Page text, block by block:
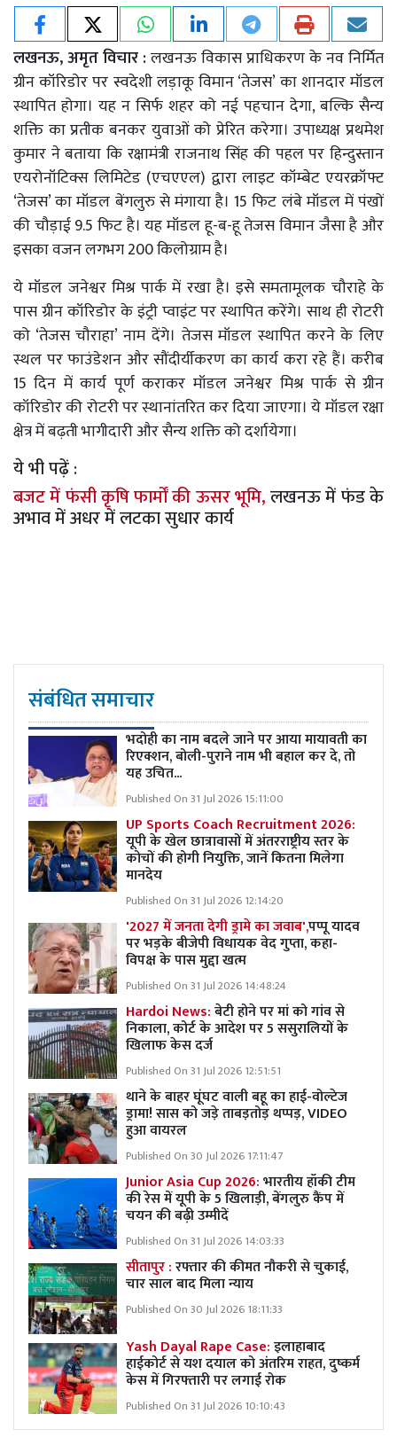
लखनऊ, अमृत विचार :लखनऊ विकास प्राधिकरण के नव निर्मित
ग्रीन कॉरिडोर पर स्वदेशी लड़ाकू विमान ‘तेजस’ का शानदार मॉडल
स्थापित होगा। यह न सिर्फ शहर को नई पहचान देगा, बल्कि सैन्य
शक्ति का प्रतीक बनकर युवाओं को प्रेरित करेगा। उपाध्यक्ष प्रथमेश
कुमार ने बताया कि रक्षामंत्री राजनाथ सिंह की पहल पर हिन्दुस्तान
एयरोनॉटिक्स लिमिटेड (एचएएल) द्वारा लाइट कॉम्बेट एयरक्रॉफ्ट
‘तेजस’ का मॉडल बेंगलुरु से मंगाया है। 15 फिट लंबे मॉडल में पंखों
की चौड़ाई 9.5 फिट है। यह मॉडल हू-ब-हू तेजस विमान जैसा है और
इसका वजन लगभग 200 किलोग्राम है।
ये मॉडल जनेश्वर मिश्र पार्क में रखा है। इसे समतामूलक चौराहे के
पास ग्रीन कॉरिडोर के इंट्री प्वाइंट पर स्थापित करेंगे। साथ ही रोटरी
को ‘तेजस चौराहा’ नाम देंगे। तेजस मॉडल स्थापित करने के लिए
स्थल पर फाउंडेशन और सौंदीर्यीकरण का कार्य करा रहे हैं। करीब
15 दिन में कार्य पूर्ण कराकर मॉडल जनेश्वर मिश्र पार्क से ग्रीन
कॉरिडोर की रोटरी पर स्थानांतरित कर दिया जाएगा। ये मॉडल रक्षा
क्षेत्र में बढ़ती भागीदारी और सैन्य शक्ति को दर्शायेगा।
ये भी पढ़ें :
बजट में फंसी कृषि फार्मों की ऊसर भूमि,लखनऊ में फंड के
अभाव में अधर में लटका सुधार कार्य
संबंधित समाचार
भदोही का नाम बदले जाने पर आया मायावती का
रिएक्शन, बोली-पुराने नाम भी बहाल कर दे, तो
यह उचित...
Published On 31 Jul 2026 15:11:00
UP Sports Coach Recruitment 2026:
यूपी के खेल छात्रावासों में अंतरराष्ट्रीय स्तर के
कोचों की होगी नियुक्ति, जानें कितना मिलेगा
मानदेय
Published On 31 Jul 2026 12:14:20
'2027 में जनता देगी ड्रामे का जवाब',पप्पू यादव
पर भड़के बीजेपी विधायक वेद गुप्ता, कहा-
विपक्ष के पास मुद्दा खत्म
Published On 31 Jul 2026 14:48:24
Hardoi News:बेटी होने पर मां को गांव से
निकाला, कोर्ट के आदेश पर 5 ससुरालियों के
खिलाफ केस दर्ज
Published On 31 Jul 2026 12:51:51
थाने के बाहर घूंघट वाली बहू का हाई-वोल्टेज
ड्रामा! सास को जड़े ताबड़तोड़ थप्पड़, VIDEO
हुआ वायरल
Published On 30 Jul 2026 17:11:47
Junior Asia Cup 2026:भारतीय हॉकी टीम
की रेस में यूपी के 5 खिलाड़ी, बेंगलुरु कैंप में
चयन की बढ़ी उम्मीदें
Published On 31 Jul 2026 14:03:33
सीतापुर :रफ्तार की कीमत नौकरी से चुकाई,
चार साल बाद मिला न्याय
Published On 30 Jul 2026 18:11:33
Yash Dayal Rape Case:इलाहाबाद
हाईकोर्ट से यश दयाल को अंतरिम राहत, दुष्कर्म
केस में गिरफ्तारी पर लगाई रोक
Published On 31 Jul 2026 10:10:43